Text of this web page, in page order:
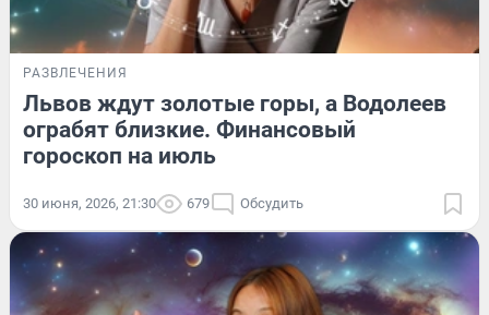
РАЗВЛЕЧЕНИЯ
Львов ждут золотые горы, а Водолеев
ограбят близкие. Финансовый
гороскоп на июль
30 июня, 2026, 21:30 679 Обсудить